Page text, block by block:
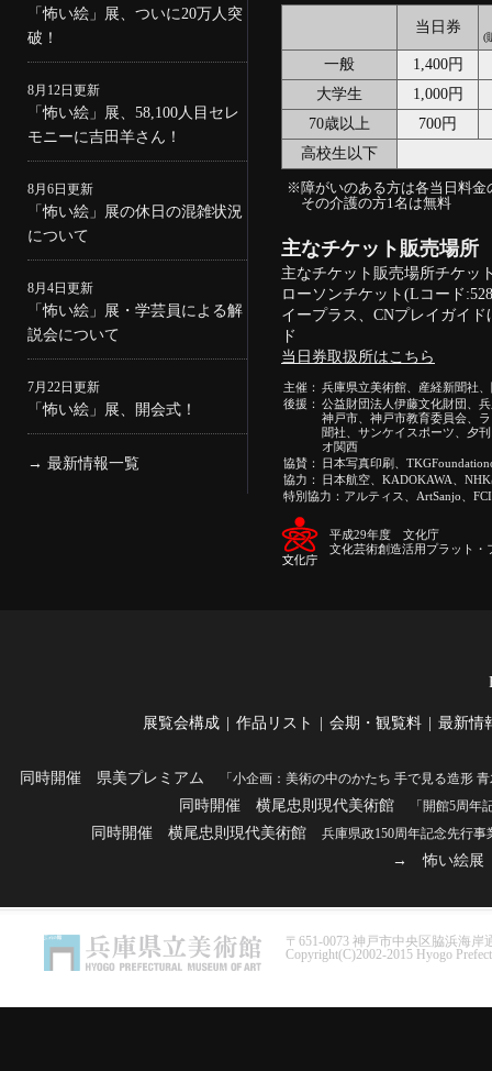
「怖い絵」展、ついに20万人突
破！
8月12日更新
「怖い絵」展、58,100人目セレ
モニーに吉田羊さん！
8月6日更新
「怖い絵」展の休日の混雑状況
について
8月4日更新
「怖い絵」展・学芸員による解
説会について
7月22日更新
「怖い絵」展、開会式！
→ 最新情報一覧
当日券
(
一般
1,400円
大学生
1,000円
70歳以上
700円
高校生以下
※障がいのある方は各当日料金
その介護の方1名は無料
主なチケット販売場所
主なチケット販売場所チケッ
ローソンチケット(Lコード
イープラス、CNプレイガイ
ド
当日券取扱所はこちら
主催： 兵庫県立美術館、産経新聞社
後援： 公益財団法人伊藤文化財団、
神戸市、神戸市教育委員会、
聞社、サンケイスポーツ、夕
オ関西
協賛：
日本写真印刷、
協力：
日本航空、KADOKAWA、
特別協力：アルティス、ArtSanjo、FCI
平成29年度 文化庁
文化芸術創造活用プラット・
展覧会構成 作品リスト 会期・観覧料 最新情
同時開催 県美プレミアム 「小企画：美術の中のかたち 手で見る造形
同時開催 横尾忠則現代美術館 「開館5周
同時開催 横尾忠則現代美術館 兵庫県政150周年記念先行
→怖い絵展
〒651-0073 神戸市中央区脇浜海岸
Copyright(C)2002-2015 Hyogo